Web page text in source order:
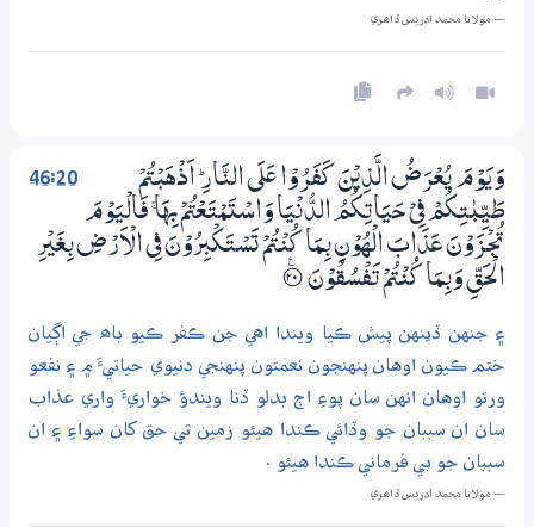
— مولانا محمد ادريس ڏاھري
46:20
وَيَوْمَ يُعْرَضُ الَّذِيْنَ كَفَرُوْا عَلَي النَّارِ ۭ اَذْهَبْتُمْ
طَيِّبٰتِكُمْ فِيْ حَيَاتِكُمُ الدُّنْيَا وَاسْتَمْتَعْتُمْ بِهَا ۚ فَالْيَوْمَ
تُجْـزَوْنَ عَذَابَ الْهُوْنِ بِـمَا كُنْتُمْ تَسْـتَكْبِرُوْنَ فِي الْاَرْضِ بِغَيْرِ
الْحَقِّ وَبِـمَا كُنْتُمْ تَفْسُقُوْنَ ؀ۧ20
۽ جنهن ڏينهن پيش ڪيا ويندا اهي جن ڪفر ڪيو باھ جي اڳيان
ختم ڪيون اوهان پنهنجون نعمتون پنهنجي دنيوي حياتيءَ ۾ ۽ نفعو
ورتو اوهان انهن سان پوءِ اڄ بدلو ڏنا ويندؤ خواريءَ واري عذاب
سان ان سببان جو وڏائي ڪندا هيئو زمين تي حق کان سواءِ ۽ ان
سببان جو بي فرماني ڪندا هيئو .
— مولانا محمد ادريس ڏاھري